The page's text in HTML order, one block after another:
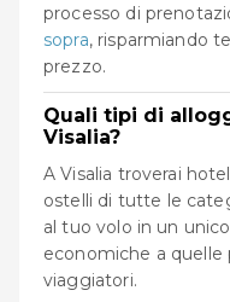
processo di
sopra, risparmiando
prezzo.
Quali tipi di
Visalia?
A Visalia troverai
ostelli di tutte le
al tuo volo in un
economiche a quelle
viaggiatori.